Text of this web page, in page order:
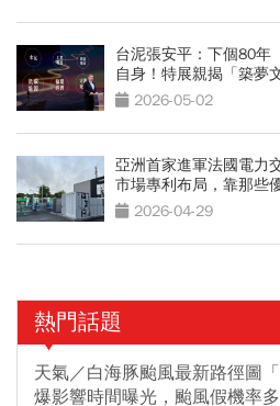
台泥張安平：下個80年
自身！特展親揭「築夢
2026-05-02
亞洲首家進軍法國電力
市場專利布局，靠那些
2026-04-29
熱門話題
天氣／白海豚颱風最新路徑圖
爆影響時間曝光，颱風假機率